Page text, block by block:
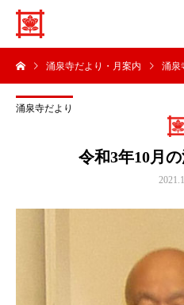
涌泉寺だより・月案内 涌泉
涌泉寺だより
令和3年10月